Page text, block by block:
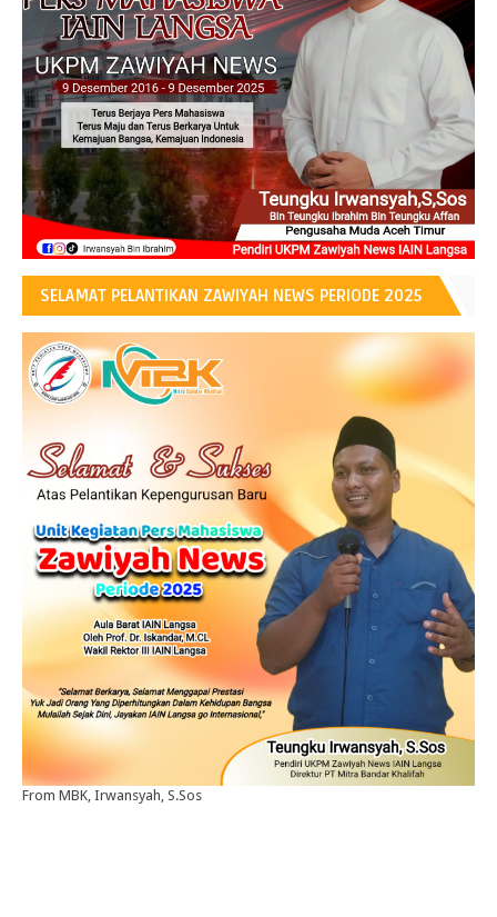
SELAMAT PELANTIKAN ZAWIYAH NEWS PERIODE 2025
From MBK, Irwansyah, S.Sos